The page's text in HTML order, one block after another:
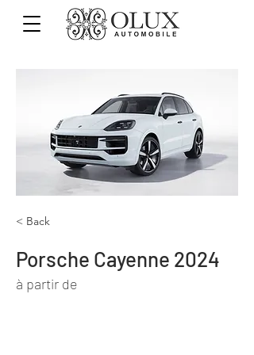
< Back
Porsche Cayenne 2024
à partir de